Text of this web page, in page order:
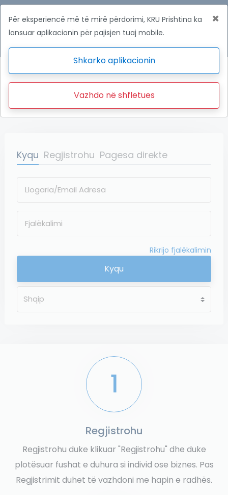
×
Për eksperiencë më të mirë përdorimi, KRU Prishtina ka
lansuar aplikacionin për pajisjen tuaj mobile.
Shkarko aplikacionin
Vazhdo në shfletues
eKRUP
KRU Prishtina
Kyqu Regjistrohu Pagesa direkte
Rikrijo fjalëkalimin
Kyqu
1
Regjistrohu
Regjistrohu duke klikuar "Regjistrohu" dhe duke
plotësuar fushat e duhura si individ ose biznes. Pas
Regjistrimit duhet të vazhdoni me hapin e radhës.